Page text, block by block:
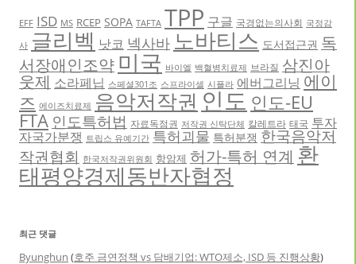
EFF ISD MS RCEP SOPA TAFTA TPP 구글 국경없는의사회 국정감
사 글리벡 낫코 넥사바 노바티스 도서접근권 독
서장애인조약 미국 바이엘 백혈병치료제 브라질 삼진아
웃제 소라페닙 스페셜301조 스프라이셀 시플라 에버그리닝 에이
즈 에이즈치료제 음악저작권 인도 인도-EU
FTA 인도특허법 자료독점권 저작권 신탁단체 칼레트라 태국 투자
자국가분쟁 트립스 유예기간 특허괴물 특허분쟁 한국음악저
작권협회 한국저작권위원회 항암제 허가-특허 연계 환
태평양경제동반자협정
최근 댓글
Byunghun (호주 금연정책 vs 담배기업: WTO제소, ISD 등 진행상황)